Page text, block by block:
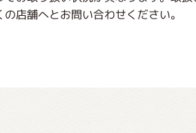
の店舗へとお問い合わせください。